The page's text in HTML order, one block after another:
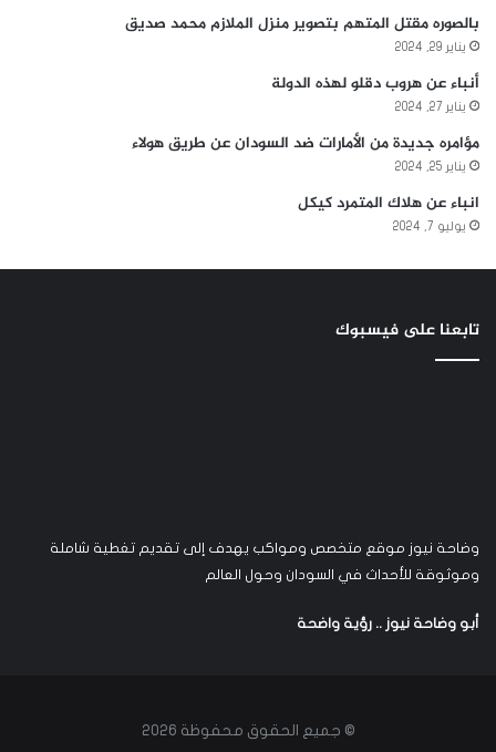
بالصوره مقتل المتهم بتصوير منزل الملازم محمد صديق
يناير 29, 2024
أنباء عن هروب دقلو لهذه الدولة
يناير 27, 2024
مؤامره جديدة من الأمارات ضد السودان عن طريق هولاء
يناير 25, 2024
انباء عن هلاك المتمرد كيكل
يوليو 7, 2024
تابعنا على فيسبوك
وضاحة نيوز موقع متخصص ومواكب يهدف إلى تقديم تغطية شاملة
وموثوقة للأحداث في السودان وحول العالم
أبو وضاحة نيوز .. رؤية واضحة
© جميع الحقوق محفوظة 2026